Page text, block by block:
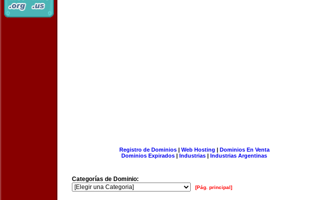
Registro de Dominios| Web Hosting | Dominios En Venta
Dominios Expirados | Industrias | Industrias Argentinas
Categorías de Dominio:
[Pág. principal]